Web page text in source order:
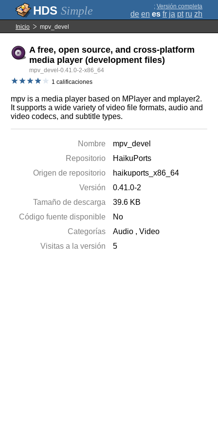
Simple ; Versión completa
de en es fr ja pt ru zh
Inicio mpv_devel
A free, open source, and cross-platform
media player (development files)
mpv_devel-0.41.0-2-x86_64
1 calificaciones
mpv is a media player based on MPlayer and mplayer2.
It supports a wide variety of video file formats, audio and
video codecs, and subtitle types.
Nombre
mpv_devel
Repositorio
HaikuPorts
Origen de repositorio
haikuports_x86_64
Versión
0.41.0-2
Tamaño de descarga
39.6 KB
Código fuente disponible
No
Categorías
Audio ,Video
Visitas a la versión
5